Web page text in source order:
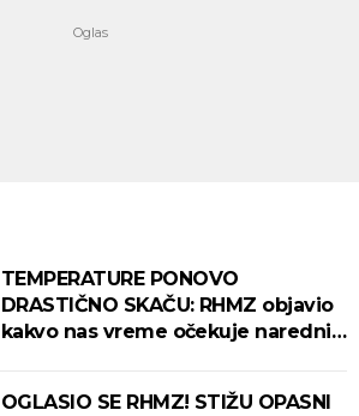
TEMPERATURE PONOVO
DRASTIČNO SKAČU: RHMZ objavio
kakvo nas vreme očekuje narednih
OGLASIO SE RHMZ! STIŽU OPASNI